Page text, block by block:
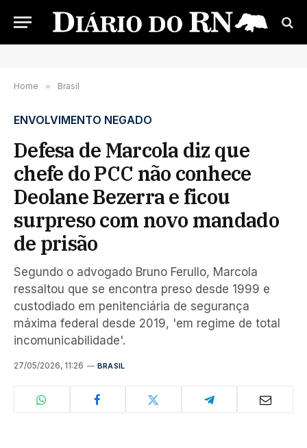
Home » Brasil
ENVOLVIMENTO NEGADO
Defesa de Marcola diz que
chefe do PCC não conhece
Deolane Bezerra e ficou
surpreso com novo mandado
de prisão
Segundo o advogado Bruno Ferullo, Marcola
ressaltou que se encontra preso desde 1999 e
custodiado em penitenciária de segurança
máxima federal desde 2019, 'em regime de total
incomunicabilidade'.
27/05/2026, 11:26 BRASIL